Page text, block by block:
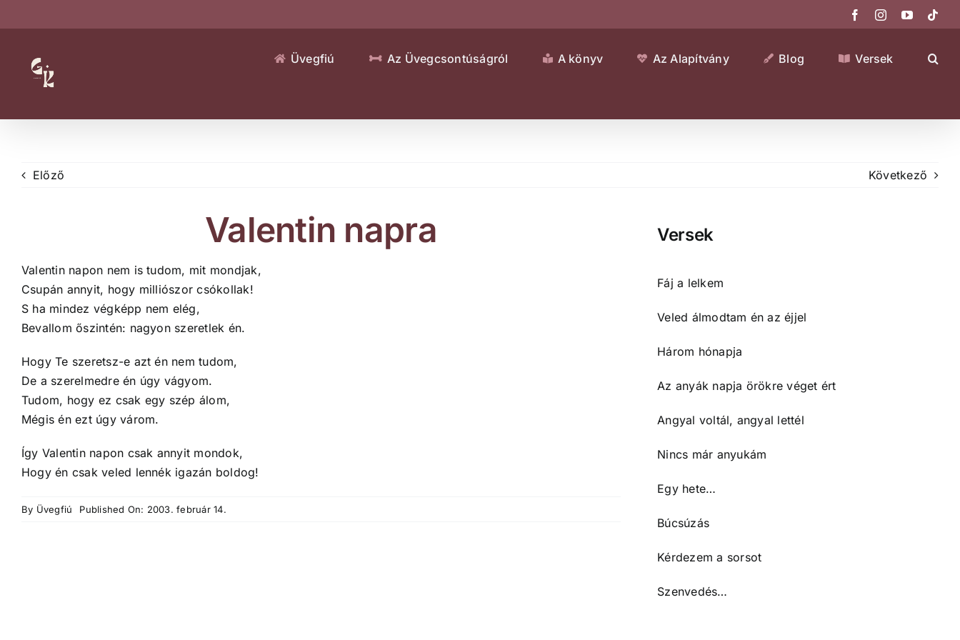
FacebookInstagram
YouTube
Üvegfiú Az Üvegcsontúságról A könyv Az Alapítvány Blog Versek
Előző Következő
Valentin napra
Valentin napon nem is tudom, mit mondjak,
Csupán annyit, hogy milliószor csókollak!
S ha mindez végképp nem elég,
Bevallom őszintén: nagyon szeretlek én.
Hogy Te szeretsz-e azt én nem tudom,
De a szerelmedre én úgy vágyom.
Tudom, hogy ez csak egy szép álom,
Mégis én ezt úgy várom.
Így Valentin napon csak annyit mondok,
Hogy én csak veled lennék igazán boldog!
By Üvegfiú Published On: 2003. február 14.
Versek
Fáj a lelkem
Veled álmodtam én az éjjel
Három hónapja
Az anyák napja örökre véget ért
Angyal voltál, angyal lettél
Nincs már anyukám
Egy hete…
Búcsúzás
Kérdezem a sorsot
Szenvedés…